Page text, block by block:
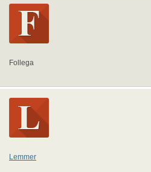
Follega
Lemmer